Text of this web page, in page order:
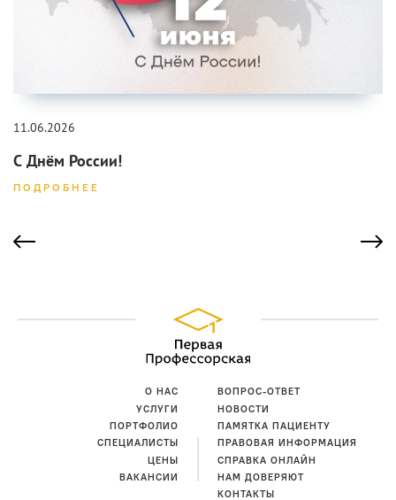
11.06.2026
С Днём России!
ПОДРОБНЕЕ
О НАС
УСЛУГИ
ПОРТФОЛИО
СПЕЦИАЛИСТЫ
ЦЕНЫ
ВАКАНСИИ
ВОПРОС-ОТВЕТ
НОВОСТИ
ПАМЯТКА ПАЦИЕНТУ
ПРАВОВАЯ ИНФОРМАЦИЯ
СПРАВКА ОНЛАЙН
НАМ ДОВЕРЯЮТ
КОНТАКТЫ